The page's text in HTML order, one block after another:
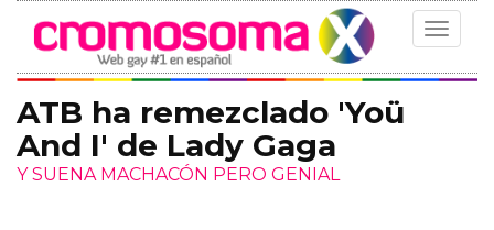
Toggle
ATB ha remezclado 'Yoü
And I' de Lady Gaga
Y SUENA MACHACÓN PERO GENIAL